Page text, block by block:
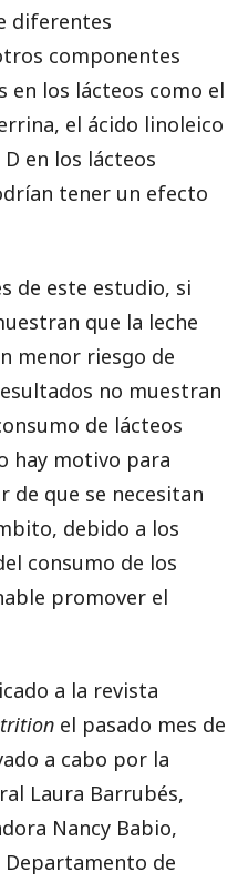
diferentes
componentes
en los lácteos como el
el ácido linoleico
en los lácteos
tener un efecto
de este estudio, si
que la leche
menor riesgo de
no muestran
de lácteos
hay motivo para
de que se necesitan
debido a los
consumo de los
promover el
a la revista
el pasado mes de
a cabo por la
Laura Barrubés,
Nancy Babio,
de